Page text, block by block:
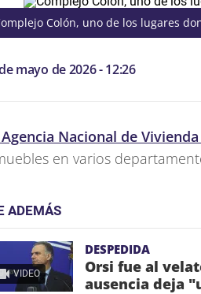
Colón, uno de los lugares
mayo de 2026 - 12:26
Nacional de Vivienda
en varios
ADEMÁS
VIDEO
DESPEDIDA
Orsi fue al
ausencia deja